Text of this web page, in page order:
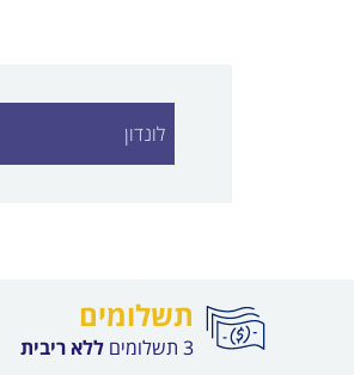
תשלומים
3 תשלומים ללא ריבית